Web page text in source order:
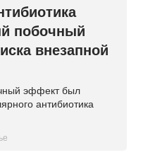
побочный
внезапной
эффект был
антибиотика